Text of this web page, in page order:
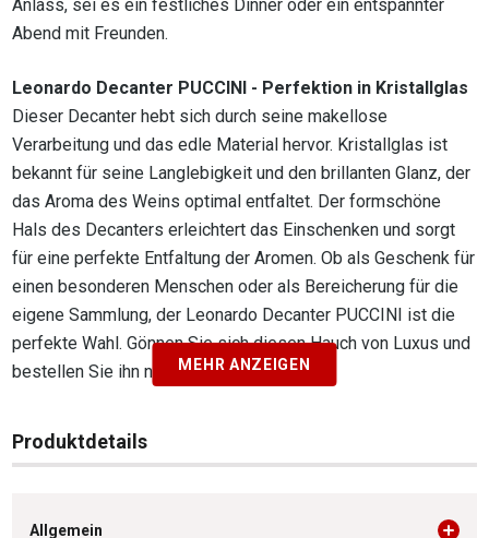
Anlass, sei es ein festliches Dinner oder ein entspannter
Abend mit Freunden.
Leonardo Decanter PUCCINI - Perfektion in Kristallglas
Dieser Decanter hebt sich durch seine makellose
Verarbeitung und das edle Material hervor. Kristallglas ist
bekannt für seine Langlebigkeit und den brillanten Glanz, der
das Aroma des Weins optimal entfaltet. Der formschöne
Hals des Decanters erleichtert das Einschenken und sorgt
für eine perfekte Entfaltung der Aromen. Ob als Geschenk für
einen besonderen Menschen oder als Bereicherung für die
eigene Sammlung, der Leonardo Decanter PUCCINI ist die
perfekte Wahl. Gönnen Sie sich diesen Hauch von Luxus und
bestellen Sie ihn noch heute.MEHR ANZEIGEN
Produktdetails
Allgemein